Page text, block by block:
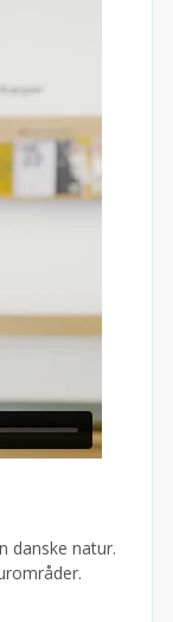
danske natur.